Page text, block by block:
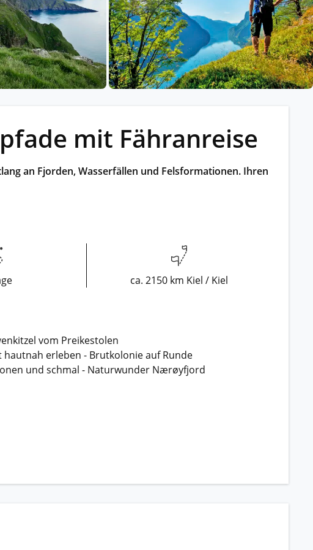
Land entdecken.
mit Fähranreise
an Fjorden, Wasserfällen und Felsformationen. Ihren
ca. 2150 km Kiel / Kiel
vom Preikestolen
hautnah erleben - Brutkolonie auf Runde
und schmal - Naturwunder Nærøyfjord